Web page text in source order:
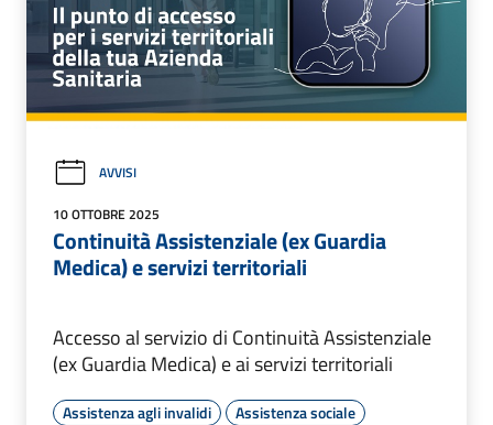
AVVISI
10 OTTOBRE 2025
Continuità Assistenziale (ex Guardia
Medica) e servizi territoriali
Accesso al servizio di Continuità Assistenziale
(ex Guardia Medica) e ai servizi territoriali
Assistenza agli invalidi
Assistenza sociale